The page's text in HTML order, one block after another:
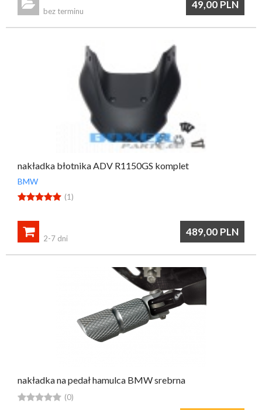
49,00 PLN

bez terminu
nakładka błotnika ADV R1150GS komplet
BMW
 (1)
489,00 PLN

2-7 dni
nakładka na pedał hamulca BMW srebrna
 (0)